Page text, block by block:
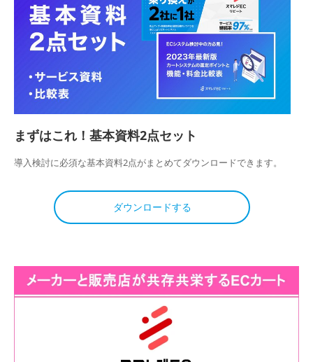
まずはこれ！基本資料2点セット
導入検討に必須な基本資料2点がまとめてダウンロードできます。
ダウンロードする